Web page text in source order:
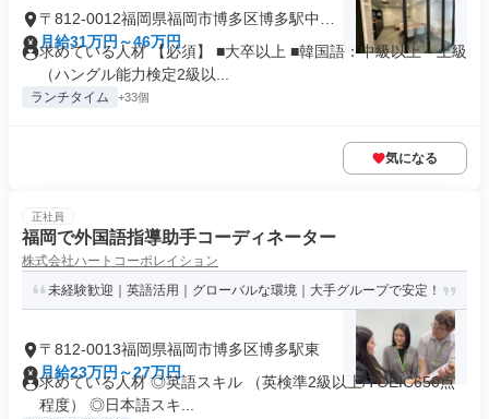
〒812-0012福岡県福岡市博多区博多駅中央
街
月給31万円～46万円
求めている人材 【必須】 ■大卒以上 ■韓国語：中級以上～上級
（ハングル能力検定2級以...
ランチタイム +33個
気になる
正社員
福岡で外国語指導助手コーディネーター
株式会社ハートコーポレイション
未経験歓迎｜英語活用｜グローバルな環境｜大手グループで安定！
〒812-0013福岡県福岡市博多区博多駅東
月給23万円～27万円
求めている人材 ◎英語スキル （英検準2級以上/TOEIC650点
程度） ◎日本語スキ...